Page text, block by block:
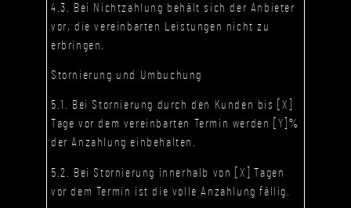
4.3. Bei Nichtzahlung behält sich der Anbieter
vor, die vereinbarten Leistungen nicht zu
erbringen.
Stornierung und Umbuchung
5.1. Bei Stornierung durch den Kunden bis [X]
Tage vor dem vereinbarten Termin werden [Y]%
der Anzahlung einbehalten.
5.2. Bei Stornierung innerhalb von [X] Tagen
vor dem Termin ist die volle Anzahlung fällig.